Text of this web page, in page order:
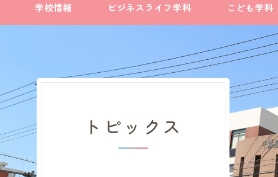
学校情報 ビジネスライフ学科 こども学科
トピックス